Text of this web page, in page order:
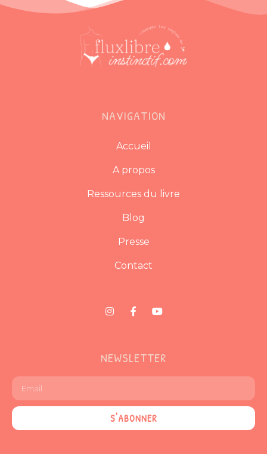
NAVIGATION
Accueil
A propos
Ressources du livre
Blog
Presse
Contact
NEWSLETTER
S'ABONNER